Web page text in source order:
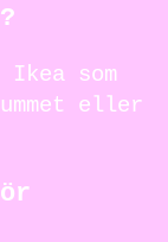
som
eller